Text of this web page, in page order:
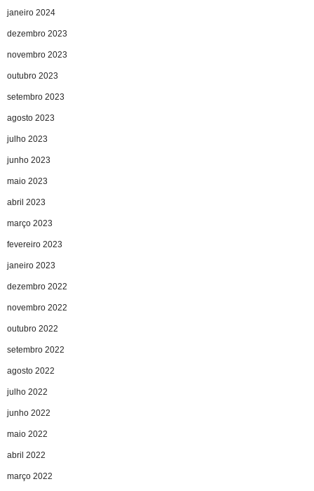
janeiro 2024
dezembro 2023
novembro 2023
outubro 2023
setembro 2023
agosto 2023
julho 2023
junho 2023
maio 2023
abril 2023
março 2023
fevereiro 2023
janeiro 2023
dezembro 2022
novembro 2022
outubro 2022
setembro 2022
agosto 2022
julho 2022
junho 2022
maio 2022
abril 2022
março 2022